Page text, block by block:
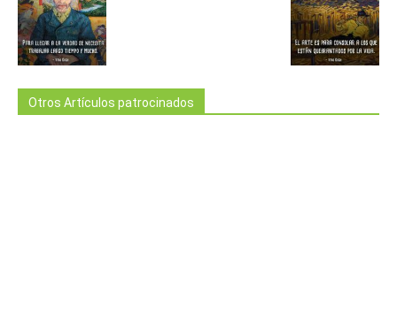
Otros Artículos patrocinados